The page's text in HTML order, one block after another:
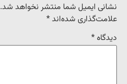
نشانی ایمیل شما منتشر نخواهد شد.
علامت‌گذاری شده‌اند*
دیدگاه*